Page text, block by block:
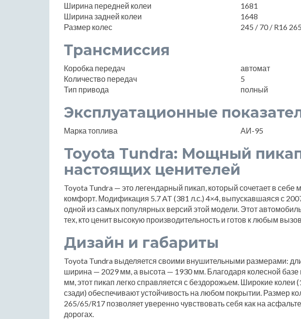
Ширина передней колеи
1681
Ширина задней колеи
1648
Размер колес
245 / 70 / R16
Трансмиссия
Коробка передач
автомат
Количество передач
5
Тип привода
полный
Эксплуатационные
Марка топлива АИ-95
Toyota Tundra: Мощный
настоящих ценителей
Toyota Tundra — это легендарный пикап, который сочетает в себе
комфорт. Модификация 5.7 AT (381 л.с.) 4×4, выпускавшаяся с
одной из самых популярных версий этой модели. Этот
тех, кто ценит высокую производительность и готов к любым
Дизайн и габариты
Toyota Tundra выделяется своими внушительными размерами:
ширина — 2029 мм, а высота — 1930 мм. Благодаря колесной базе
мм, этот пикап легко справляется с бездорожьем. Широкие
сзади) обеспечивают устойчивость на любом покрытии. Размер
265/65/R17 позволяет уверенно чувствовать себя как на
дорогах.